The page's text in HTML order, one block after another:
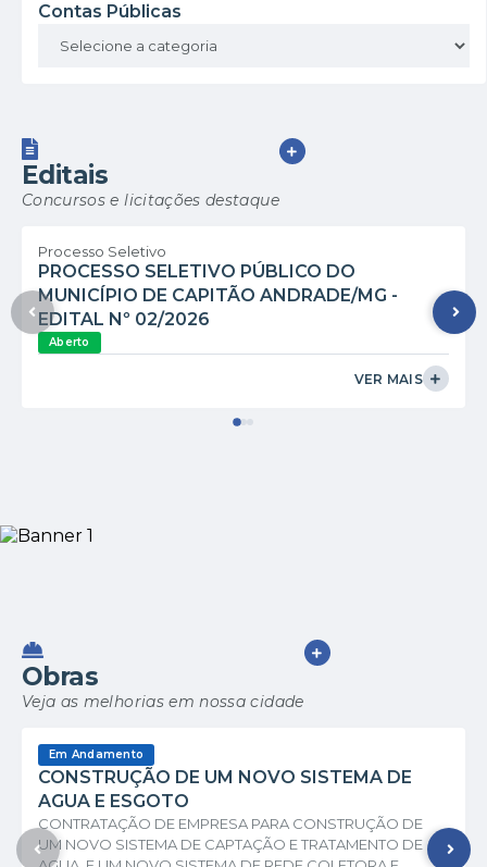
Contas Públicas
Editais
Concursos e licitações destaque
VER MAIS
Processo Seletivo
PROCESSO SELETIVO PÚBLICO DO
MUNICÍPIO DE CAPITÃO ANDRADE/MG -
EDITAL Nº 02/2026
Aberto
VER MAIS
Obras
Veja as melhorias em nossa cidade
VER MAIS
Em Andamento
CONSTRUÇÃO DE UM NOVO SISTEMA DE
AGUA E ESGOTO
CONTRATAÇÃO DE EMPRESA PARA CONSTRUÇÃO DE
UM NOVO SISTEMA DE CAPTAÇÃO E TRATAMENTO DE